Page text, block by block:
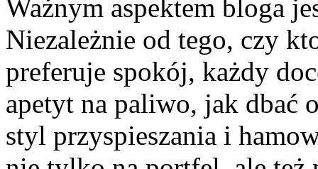
Ważnym aspektem bloga
Niezależnie od tego, czy
preferuje spokój, każdy
apetyt na paliwo, jak dbać
styl przyspieszania i